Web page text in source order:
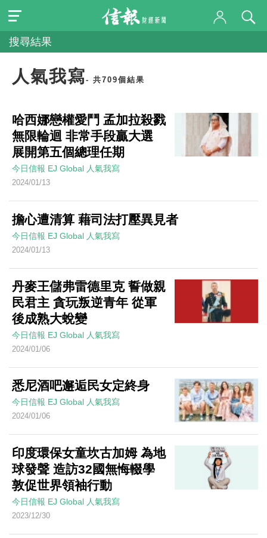
搜尋結果
人氣我寫- 共709個結果
哈西娜戀權愛鬥 孟加拉殺戮
無限輪迴 非常手段贏大選
展開第五個總理任期
今日信報 EJ Global 人氣我寫
2024/01/13
擔心遭清算 藉司法打壓異見者
今日信報 EJ Global 人氣我寫
2024/01/13
丹麥王儲弗雷德里克 誓做親
民君主 貪玩叛逆青年 從軍
後成熟大蛻變
今日信報 EJ Global 人氣我寫
2024/01/06
悉尼酒吧邂逅民女定終身
今日信報 EJ Global 人氣我寫
2024/01/06
印度環保女童坎古加姆 為地
球發聲 造訪32國無悔輟學
敦促世界領袖行動
今日信報 EJ Global 人氣我寫
2023/12/30